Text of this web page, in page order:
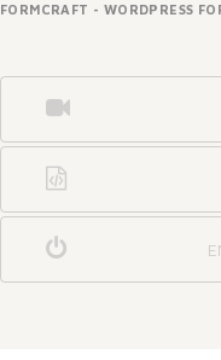
FORMCRAFT - WORDPRESS